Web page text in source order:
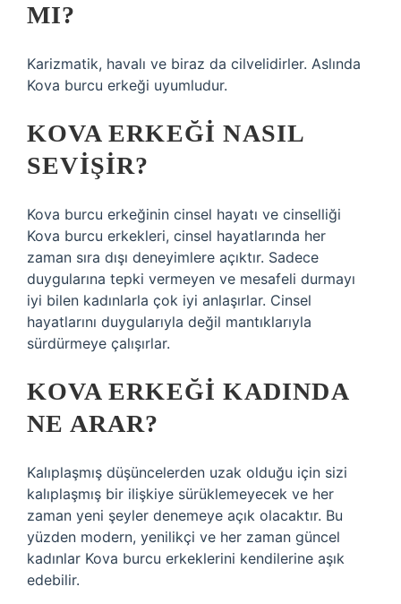
MI?
Karizmatik, havalı ve biraz da cilvelidirler. Aslında
Kova burcu erkeği uyumludur.
KOVA ERKEĞI NASIL
SEVIŞIR?
Kova burcu erkeğinin cinsel hayatı ve cinselliği
Kova burcu erkekleri, cinsel hayatlarında her
zaman sıra dışı deneyimlere açıktır. Sadece
duygularına tepki vermeyen ve mesafeli durmayı
iyi bilen kadınlarla çok iyi anlaşırlar. Cinsel
hayatlarını duygularıyla değil mantıklarıyla
sürdürmeye çalışırlar.
KOVA ERKEĞI KADINDA
NE ARAR?
Kalıplaşmış düşüncelerden uzak olduğu için sizi
kalıplaşmış bir ilişkiye sürüklemeyecek ve her
zaman yeni şeyler denemeye açık olacaktır. Bu
yüzden modern, yenilikçi ve her zaman güncel
kadınlar Kova burcu erkeklerini kendilerine aşık
edebilir.